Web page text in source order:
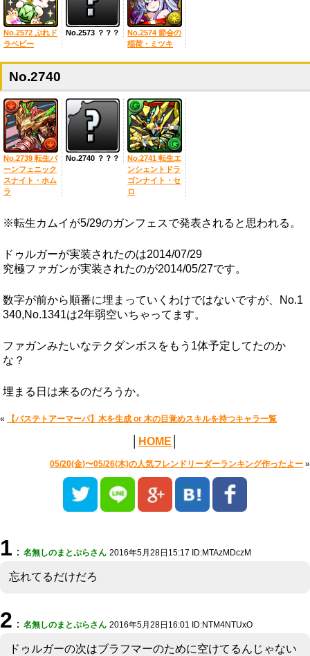
No.2572 ぷれド
ラベビー
No.2573 ？？？
No.2574 節会の
稲荷・ミツキ
No.2740
No.2739 転生バ
ーンフェニック
スナイト・ホム
ラ
No.2740 ？？？
No.2741 転生エ
ンシェントドラ
ゴンナイト・セ
ロ
※転生カムイが5/29のガンフェスで発表されると思われる。
ドゥルガーが実装されたのは2014/07/29
究極ファガンが実装されたのが2014/05/27です。
数字が前から順番に埋まっていくわけではないですが、No.1
340,No.1341は2年弱空いちゃってます。
ファガンみたいなテクダンボスをもう1体予定してたのか
な？
埋まる日は来るのだろうか。
« 【バステトアーマーパ】木を生成 or 木の目覚めスキルを持つキャラ一覧
HOME
05/20(金)〜05/26(木)の人気フレンドリーダーランキング作ったよー »
1 ： 名無しのまとぷらさん 2016年5月28日15:17 ID:MTAzMDczM
忘れてるだけだろ
2 ： 名無しのまとぷらさん 2016年5月28日16:01 ID:NTM4NTUxO
ドゥルガーの次はブラフマーのために空けてるんじゃない